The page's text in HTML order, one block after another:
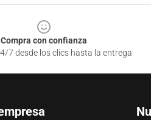
Compra con confianza
7 desde los clics hasta la entrega